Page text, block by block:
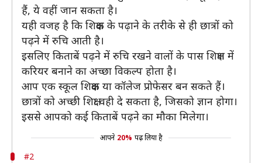
हैं, ये वहीं जान सकता है।
यही वजह है कि शिक्षक के पढ़ाने के तरीके से ही छात्रों को
पढ़ने में रुचि आती है।
इसलिए किताबें पढ़ने में रुचि रखने वालों के पास शिक्षण में
करियर बनाने का अच्छा विकल्प होता है।
आप एक स्कूल शिक्षक या कॉलेज प्रोफेसर बन सकते हैं।
छात्रों को अच्छी शिक्षा वही दे सकता है, जिसको ज्ञान होगा।
इससे आपको कई किताबें पढ़ने का मौका मिलेगा।
आपने 20% पढ़ लिया है
#2